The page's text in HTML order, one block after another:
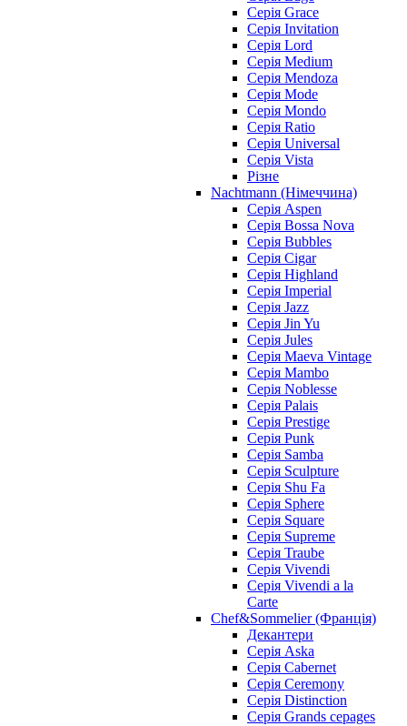
Серія Grace
Серія Invitation
Серія Lord
Серія Medium
Серія Mendoza
Серія Mode
Серія Mondo
Серія Ratio
Серія Universal
Серія Vista
Різне
Nachtmann (Німеччина)
Серія Aspen
Серія Bossa Nova
Серія Bubbles
Серія Cigar
Серія Highland
Серія Imperial
Серія Jazz
Серія Jin Yu
Серія Jules
Серія Maeva Vintage
Серія Mambo
Серія Noblesse
Серія Palais
Серія Prestige
Серія Punk
Серія Samba
Серія Sculpture
Серія Shu Fa
Серія Sphere
Серія Square
Серія Supreme
Серія Traube
Серія Vivendi
Серія Vivendi a la
Carte
Chef&Sommelier (Франція)
Декантери
Серія Aska
Серія Cabernet
Серія Ceremony
Серія Distinction
Серія Grands cepages